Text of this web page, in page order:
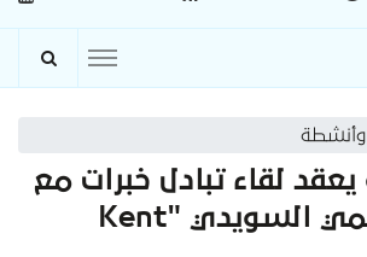
وأنشطة
لقاء تبادل خبرات مع
المصور العالمي السويدي "Kent